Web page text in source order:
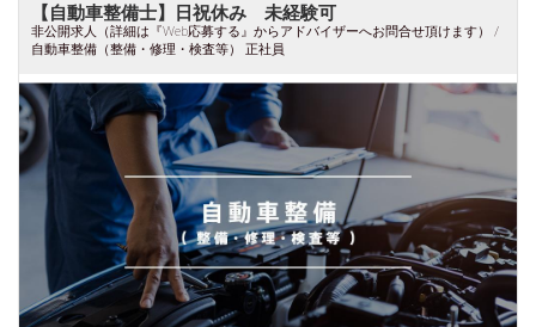
【自動車整備士】日祝休み 未経験可
非公開求人（詳細は『Web応募する』からアドバイザーへお問合せ頂けます） /
自動車整備（整備・修理・検査等） 正社員